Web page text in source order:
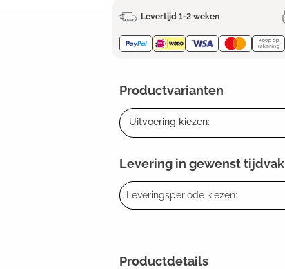
Levertijd 1-2 weken
Productvarianten
Uitvoering kiezen:
Levering in gewenst tijdvak
Leveringsperiode kiezen:
Productdetails